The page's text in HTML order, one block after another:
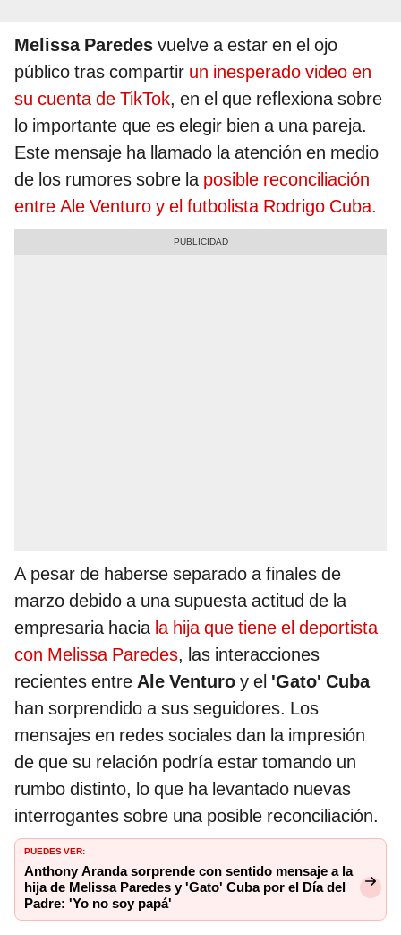
Melissa Paredes vuelve a estar en el ojo
público tras compartir un inesperado video en
su cuenta de TikTok, en el que reflexiona sobre
lo importante que es elegir bien a una pareja.
Este mensaje ha llamado la atención en medio
de los rumores sobre la posible reconciliación
entre Ale Venturo y el futbolista Rodrigo Cuba.
A pesar de haberse separado a finales de
marzo debido a una supuesta actitud de la
empresaria hacia la hija que tiene el deportista
con Melissa Paredes, las interacciones
recientes entre Ale Venturo y el 'Gato' Cuba
han sorprendido a sus seguidores. Los
mensajes en redes sociales dan la impresión
de que su relación podría estar tomando un
rumbo distinto, lo que ha levantado nuevas
interrogantes sobre una posible reconciliación.
PUEDES VER:
Anthony Aranda sorprende con sentido mensaje a la
hija de Melissa Paredes y 'Gato' Cuba por el Día del
Padre: 'Yo no soy papá'